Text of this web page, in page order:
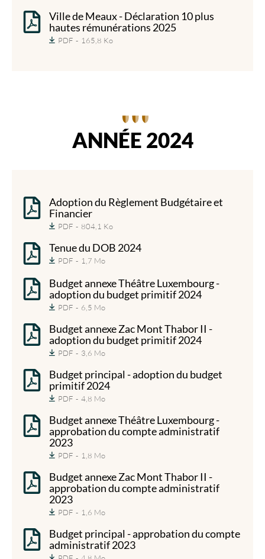
Ville de Meaux - Déclaration 10 plus
hautes rémunérations 2025
PDF 165,8 Ko
ANNÉE 2024
Adoption du Règlement Budgétaire et
Financier
PDF 804,1 Ko
Tenue du DOB 2024
PDF 1,7 Mo
Budget annexe Théâtre Luxembourg -
adoption du budget primitif 2024
PDF 6,5 Mo
Budget annexe Zac Mont Thabor II -
adoption du budget primitif 2024
PDF 3,6 Mo
Budget principal - adoption du budget
primitif 2024
PDF 4,8 Mo
Budget annexe Théâtre Luxembourg -
approbation du compte administratif
2023
PDF 1,8 Mo
Budget annexe Zac Mont Thabor II -
approbation du compte administratif
2023
PDF 1,6 Mo
Budget principal - approbation du compte
administratif 2023